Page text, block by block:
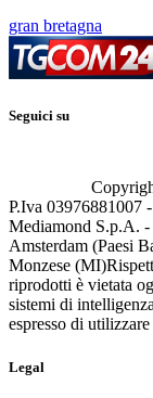
gran bretagna
Seguici su
P.Iva 03976881007
Mediamond S.p.A.
Amsterdam (Paesi
Monzese (MI)
riprodotti è vietata
sistemi di
espresso di
Legal